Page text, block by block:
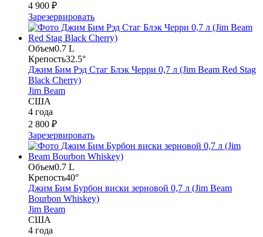
4 900 ₽
Зарезервировать
Объем0.7 L
Крепость32.5°
Джим Бим Рэд Стаг Блэк Черри 0,7 л (Jim Beam Red Stag
Black Cherry)
Jim Beam
США
4 года
2 800 ₽
Зарезервировать
Объем0.7 L
Крепость40°
Джим Бим Бурбон виски зерновой 0,7 л (Jim Beam
Bourbon Whiskey)
Jim Beam
США
4 года